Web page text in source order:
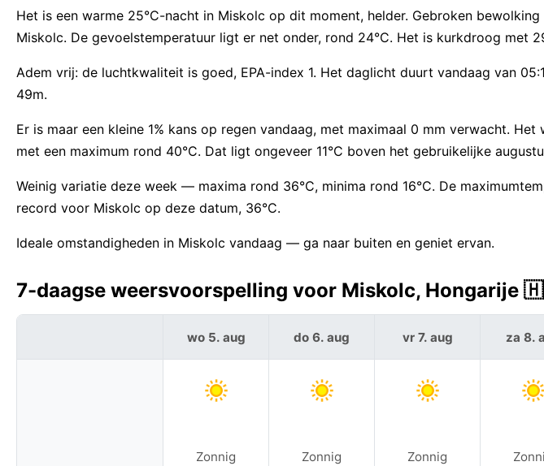
Het is een warme 25°C-nacht in Miskolc op dit moment, helder. Gebroken
Miskolc. De gevoelstemperatuur ligt er net onder, rond 24°C. Het is kurkdroog met
Adem vrij: de luchtkwaliteit is goed, EPA-index 1. Het daglicht duurt vandaag van
49m.
Er is maar een kleine 1% kans op regen vandaag, met maximaal 0 mm verwacht.
met een maximum rond 40°C. Dat ligt ongeveer 11°C boven het gebruikelijke
Weinig variatie deze week — maxima rond 36°C, minima rond 16°C. De
record voor Miskolc op deze datum, 36°C.
Ideale omstandigheden in Miskolc vandaag — ga naar buiten en geniet ervan.
7-daagse weersvoorspelling voor Miskolc, Hongarije
wo 5. aug
Zonnig
do 6. aug
Zonnig
vr 7. aug
Zonnig
za 8.